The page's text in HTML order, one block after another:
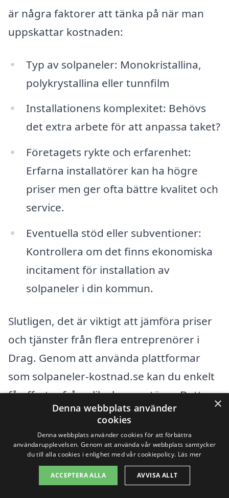
är några faktorer att tänka på när man
uppskattar kostnaden:
Typ av solpaneler: Monokristallina,
polykrystallina eller tunnfilm
Installationens komplexitet: Behövs
det extra arbete för att anpassa taket?
Företagets rykte och erfarenhet:
Erfarna installatörer kan ha högre
priser men ger ofta bättre kvalitet och
service.
Eventuella stöd eller subventioner:
Kontrollera om det finns ekonomiska
incitament för installation av
solpaneler i din kommun.
Slutligen, det är viktigt att jämföra priser
och tjänster från flera entreprenörer i
Drag. Genom att använda plattformar
som solpaneler-kostnad.se kan du enkelt
få offerter från olika leverantörer. Detta
ger dig en bättre översikt över dina
alternativ och hjälper dig att fatta ett
informerat beslut. Kom ihåg att den
initiala kostnaden för solpaneler kan
kännas hög, men med tanke på
×
Denna webbplats använder
cookies
Denna webbplats använder cookies för att förbättra
användarupplevelsen. Genom att använda vår webbplats samtycker
du till alla cookies i enlighet med vår cookiepolicy. Läs mer
ACCEPTERA ALLA AVVISA ALLT